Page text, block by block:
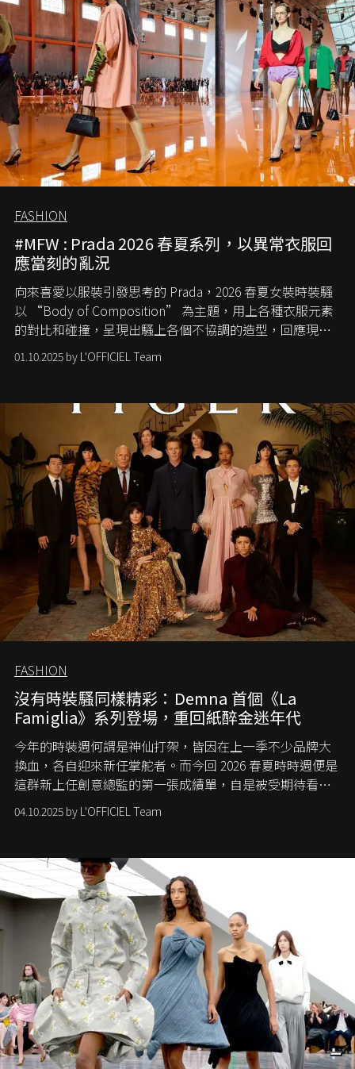
FASHION
#MFW : Prada 2026 春夏系列，以異常衣服回
應當刻的亂況
向來喜愛以服裝引發思考的 Prada，2026 春夏女裝時裝騷
以 “Body of Composition” 為主題，用上各種衣服元素
的對比和碰撞，呈現出騷上各個不協調的造型，回應現今
社會各種資訊、文化超載的現象。
01.10.2025 by L'OFFICIEL Team
FASHION
沒有時裝騷同樣精彩：Demna 首個《La
Famiglia》系列登場，重回紙醉金迷年代
今年的時裝週何謂是神仙打架，皆因在上一季不少品牌大
換血，各自迎來新任掌舵者。而今回 2026 春夏時時週便是
這群新上任創意總監的第一張成績單，自是被受期待看他
們如何各顯神通。意大利老牌 Gucci 在過去幾個季度業績
難已救回，開雲集團任命成功曾翻轉 Balenciaga 的愛將
團市值一日蒸發 30 億美元，大眾擔心走得太前的 Demna
會忽略品牌的美學基礎，最後變成三不像。而從剛剛推出
的首作所造成的話題及關注度，我們便知道 Demna 沒這麼
簡單，一個嶄新的 Gucci 時代已經展開！
04.10.2025 by L'OFFICIEL Team